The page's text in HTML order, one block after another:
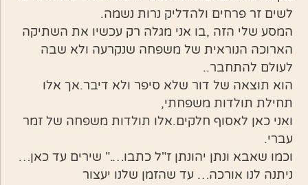
לשים זר פרחים ולהדליק נרות נשמה.
המסע שלי הזה ,בו אני מגלה רק עכשיו את השתיקה
הארוכה הנוראית של משפחה שנקרעה ולא שבה
לעולם להתחבר..
הוא תוצאה של דור שלא סיפר ולא דיבר.אך אלו
תחילת תולדות משפחתי,
ואני כאן לאסוף חלקים.אלו תולדות משפחה של זמר
עברי.
וכמו שאבא ונתן יהונתן ז"ל כתבו…." שירים עד כאן…
ניתנה לנו אורכה… עד שהזמן שלנו יעצור